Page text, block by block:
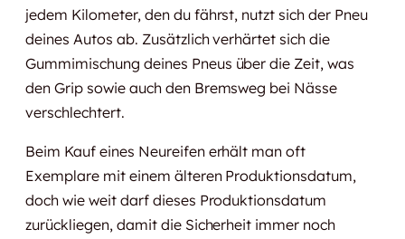
jedem Kilometer, den du fährst, nutzt sich der Pneu
deines Autos ab. Zusätzlich verhärtet sich die
Gummimischung deines Pneus über die Zeit, was
den Grip sowie auch den Bremsweg bei Nässe
verschlechtert.
Beim Kauf eines Neureifen erhält man oft
Exemplare mit einem älteren Produktionsdatum,
doch wie weit darf dieses Produktionsdatum
zurückliegen, damit die Sicherheit immer noch